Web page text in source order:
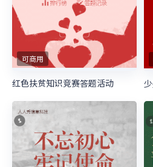
可商用
红色扶贫知识竞赛答题活动